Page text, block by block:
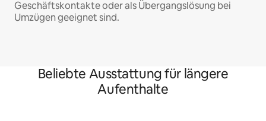
Geschäftskontakte oder als Übergangslösung bei
Umzügen geeignet sind.
Beliebte Ausstattung für längere
Aufenthalte